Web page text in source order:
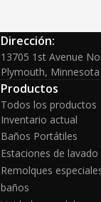
Dirección:
13705 1st Avenue
Plymouth, Minnesota
Productos
Todos los productos
Inventario actual
Baños Portátiles
Estaciones de
Remolques
baños